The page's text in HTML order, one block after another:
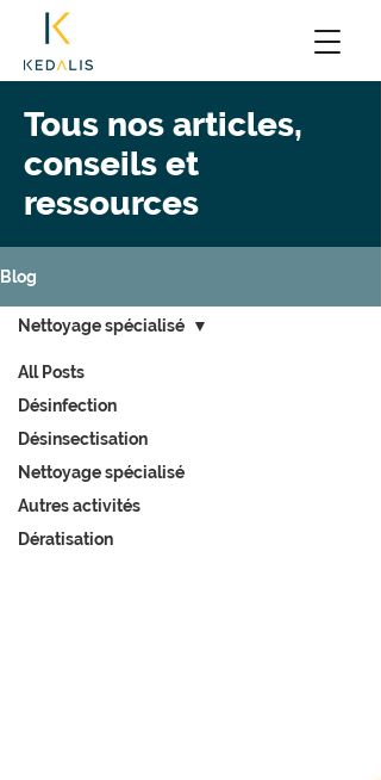
Tous nos articles,
conseils et
ressources
Blog
All Posts
Désinfection
Désinsectisation
Nettoyage spécialisé
Autres activités
Dératisation
Nettoyage spécialisé